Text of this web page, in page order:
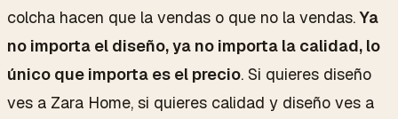
colcha hacen que la vendas o que no la vendas.Ya
no importa el diseño, ya no importa la calidad, lo
único que importa es el precio. Si quieres diseño
ves a Zara Home, si quieres calidad y diseño ves a